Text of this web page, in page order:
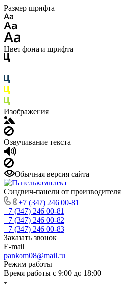
Размер шрифта
Цвет фона и шрифта
Изображения
Озвучивание текста
Обычная версия сайта
Сэндвич-панели от производителя
+7 (347) 246 00-81
+7 (347) 246 00-81
+7 (347) 246 00-82
+7 (347) 246 00-83
Заказать звонок
E-mail
pankom08@mail.ru
Режим работы
Время работы с 9:00 до 18:00